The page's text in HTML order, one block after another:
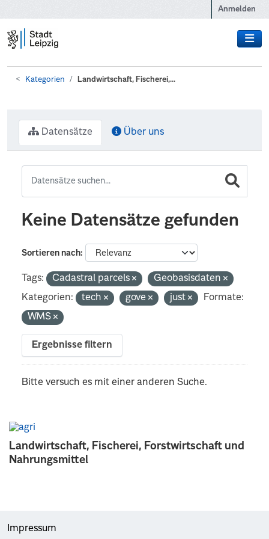
Anmelden
Kategorien Landwirtschaft, Fischerei,...
Landwirtschaft, Fischerei, Forstwirtschaft und
Nahrungsmittel
Datensätze Über uns
Keine Datensätze gefunden
Sortieren nach
Tags: Cadastral parcels
Geobasisdaten
Kategorien:
tech gove just
Formate:
WMS
Ergebnisse filtern
Bitte versuch es mit einer anderen Suche.
Impressum